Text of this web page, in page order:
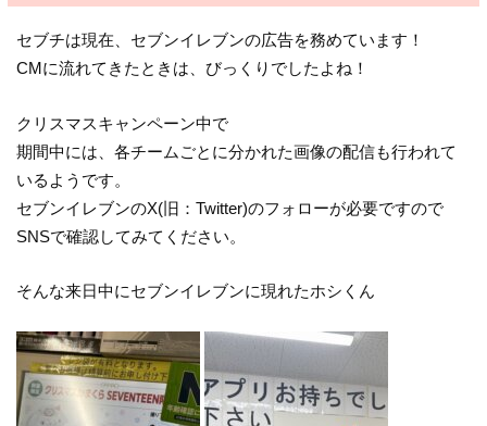
セブチは現在、セブンイレブンの広告を務めています！
CMに流れてきたときは、びっくりでしたよね！
クリスマスキャンペーン中で
期間中には、各チームごとに分かれた画像の配信も行われて
いるようです。
セブンイレブンのX(旧：Twitter)のフォローが必要ですので
SNSで確認してみてください。
そんな来日中にセブンイレブンに現れたホシくん